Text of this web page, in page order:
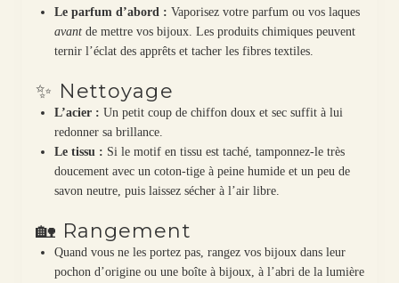
Le parfum d’abord : Vaporisez votre parfum ou vos laques
avantde mettre vos bijoux. Les produits chimiques peuvent
ternir l’éclat des apprêts et tacher les fibres textiles.
✨ Nettoyage
L’acier : Un petit coup de chiffon doux et sec suffit à lui
redonner sa brillance.
Le tissu : Si le motif en tissu est taché, tamponnez-le très
doucement avec un coton-tige à peine humide et un peu de
savon neutre, puis laissez sécher à l’air libre.
🏡 Rangement
Quand vous ne les portez pas, rangez vos bijoux dans leur
pochon d’origine ou une boîte à bijoux, à l’abri de la lumière